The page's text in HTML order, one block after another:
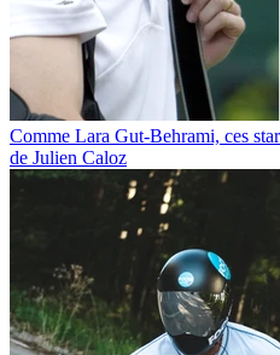
Comme Lara Gut-Behrami, ces
de Julien Caloz